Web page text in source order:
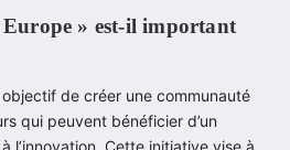
» est-il important
de créer une communauté
qui peuvent bénéficier d’un